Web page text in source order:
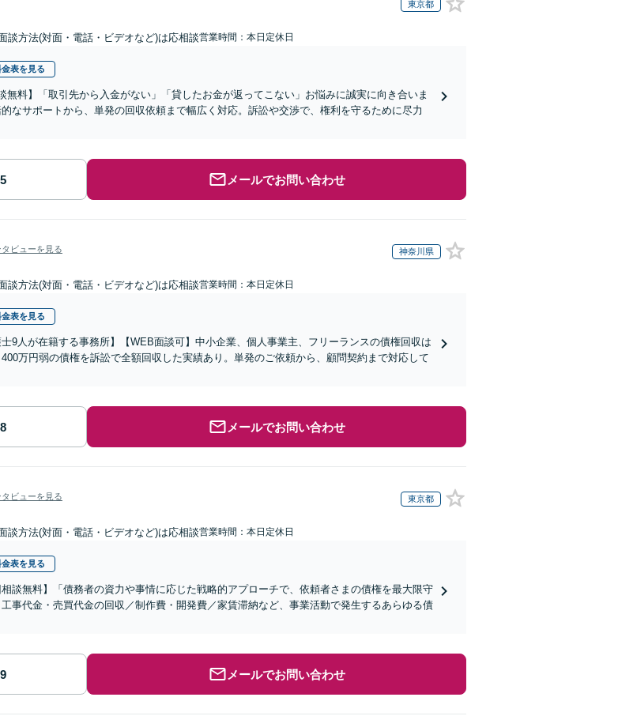
東京都
談方法(対面・電話・ビデオなど)は応相談営業時間：本日定休日
金表を見る
無料】「取引先から入金がない」「貸したお金が返ってこない」お悩みに誠実に向き合いま
なサポートから、単発の回収依頼まで幅広く対応。訴訟や交渉で、権利を守るために尽力
メールでお問い合わせ
タビューを見る 神奈川県
談方法(対面・電話・ビデオなど)は応相談営業時間：本日定休日
金表を見る
士9人が在籍する事務所】【WEB面談可】中小企業、個人事業主、フリーランスの債権回収は
万円弱の債権を訴訟で全額回収した実績あり。単発のご依頼から、顧問契約まで対応して
メールでお問い合わせ
タビューを見る 東京都
談方法(対面・電話・ビデオなど)は応相談営業時間：本日定休日
金表を見る
相談無料】「債務者の資力や事情に応じた戦略的アプローチで、依頼者さまの債権を最大限守
事代金・売買代金の回収／制作費・開発費／家賃滞納など、事業活動で発生するあらゆる債
メールでお問い合わせ